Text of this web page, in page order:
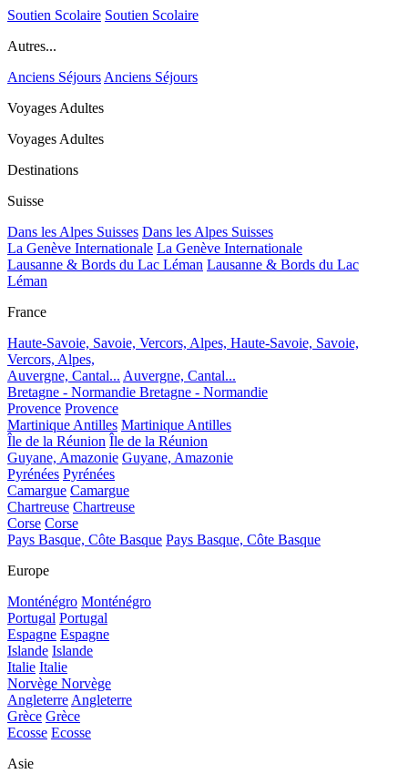
Soutien Scolaire Soutien Scolaire
Autres...
Anciens SéjoursAnciens Séjours
Voyages Adultes
Voyages Adultes
Destinations
Suisse
Dans les Alpes Suisses Dans les Alpes Suisses
La Genève Internationale La Genève Internationale
Lausanne & Bords du Lac Léman Lausanne & Bords du Lac
Léman
France
Haute-Savoie, Savoie, Vercors, Alpes, Haute-Savoie, Savoie,
Vercors, Alpes,
Auvergne, Cantal... Auvergne, Cantal...
Bretagne - Normandie Bretagne - Normandie
Provence Provence
Martinique Antilles Martinique Antilles
Île de la Réunion Île de la Réunion
Guyane, Amazonie Guyane, Amazonie
Pyrénées Pyrénées
Camargue Camargue
Chartreuse Chartreuse
Corse Corse
Pays Basque, Côte Basque Pays Basque, Côte Basque
Europe
Monténégro Monténégro
Portugal Portugal
Espagne Espagne
Islande Islande
Italie Italie
Norvège Norvège
AngleterreAngleterre
Grèce Grèce
Ecosse Ecosse
Asie